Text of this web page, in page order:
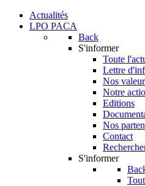
Actualités
LPO PACA
Back
S'informer
Toute
Lettre
Nos
Notre
Editions
Nos
Contact
S'informer